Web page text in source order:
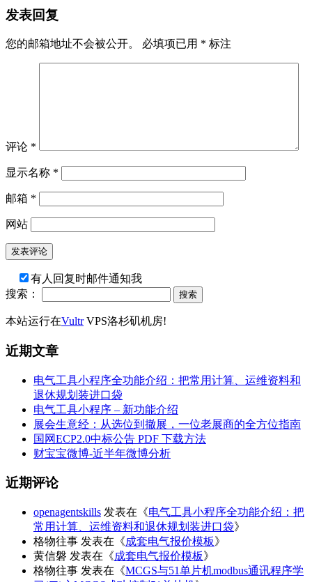
发表回复
您的邮箱地址不会被公开。 必填项已用 * 标注
评论 *
显示名称 *
邮箱 *
网站
有人回复时邮件通知我
搜索：
本站运行在VultrVPS洛杉矶机房!
近期文章
电气工具小程序全功能介绍：把常用计算、运维资料和
退休规划装进口袋
电气工具小程序 – 新功能介绍
展会生意经：从选位到撤展，一位老展商的全方位指南
国网ECP2.0中标公告 PDF 下载方法
财宝宝微博-近半年微博分析
近期评论
openagentskills 发表在《电气工具小程序全功能介绍：把
常用计算、运维资料和退休规划装进口袋》
格物往事 发表在《成套电气报价模板》
黄信磐 发表在《成套电气报价模板》
格物往事 发表在《MCGS与51单片机modbus通讯程序学